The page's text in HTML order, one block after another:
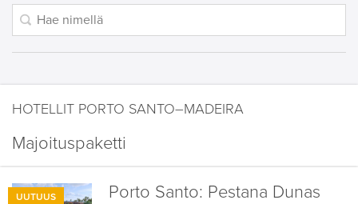
HOTELLIT PORTO SANTO–MADEIRA
Majoituspaketti
UUTUUS Porto Santo: Pestana Dunas